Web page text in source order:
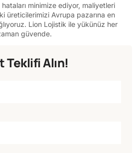
hataları minimize ediyor, maliyetleri
üreticilerimizi Avrupa pazarına en
Lion Lojistik ile yükünüz her
güvende.
Teklifi Alın!